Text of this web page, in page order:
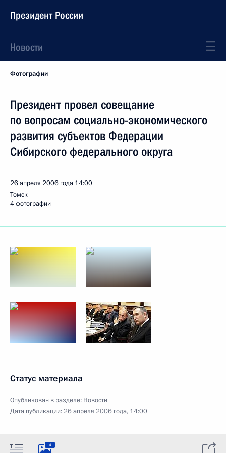
Президент России
Новости
Фотографии
Президент провел совещание
по вопросам социально-экономического
развития субъектов Федерации
Сибирского федерального округа
26 апреля 2006 года 14:00
Томск
4 фотографии
Статус материала
Опубликован в разделе: Новости
Дата публикации:26 апреля 2006 года, 14:00
4